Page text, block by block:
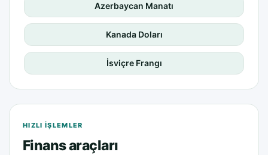
Azerbaycan Manatı
Kanada Doları
İsviçre Frangı
HIZLI IŞLEMLER
Finans araçları